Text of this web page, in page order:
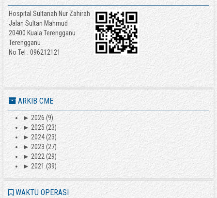
Hospital Sultanah Nur Zahirah
Jalan Sultan Mahmud
20400 Kuala Terengganu
Terengganu
No Tel : 096212121
ARKIB CME
► 2026(9)
► 2025 (23)
►2024(23)
► 2023 (27)
► 2022(29)
► 2021(39)
WAKTU OPERASI